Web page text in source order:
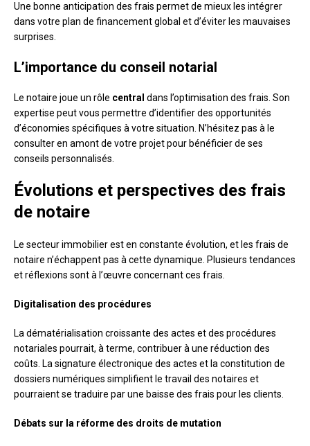
Une bonne anticipation des frais permet de mieux les intégrer
dans votre plan de financement global et d’éviter les mauvaises
surprises.
L’importance du conseil notarial
Le notaire joue un rôle central dans l’optimisation des frais. Son
expertise peut vous permettre d’identifier des opportunités
d’économies spécifiques à votre situation. N’hésitez pas à le
consulter en amont de votre projet pour bénéficier de ses
conseils personnalisés.
Évolutions et perspectives des frais
de notaire
Le secteur immobilier est en constante évolution, et les frais de
notaire n’échappent pas à cette dynamique. Plusieurs tendances
et réflexions sont à l’œuvre concernant ces frais.
Digitalisation des procédures
La dématérialisation croissante des actes et des procédures
notariales pourrait, à terme, contribuer à une réduction des
coûts. La signature électronique des actes et la constitution de
dossiers numériques simplifient le travail des notaires et
pourraient se traduire par une baisse des frais pour les clients.
Débats sur la réforme des droits de mutation